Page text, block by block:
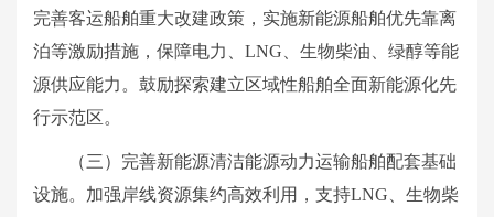
完善客运船舶重大改建政策，实施新能源船舶优先靠离
泊等激励措施，保障电力、LNG、生物柴油、绿醇等能
源供应能力。鼓励探索建立区域性船舶全面新能源化先
行示范区。
（三）完善新能源清洁能源动力运输船舶配套基础
设施。加强岸线资源集约高效利用，支持LNG、生物柴